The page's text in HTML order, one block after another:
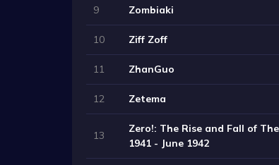
9 Zombiaki
10 Ziff Zoff
11 ZhanGuo
12 Zetema
13
Zero!: The Rise and Fall of
1941 - June 1942